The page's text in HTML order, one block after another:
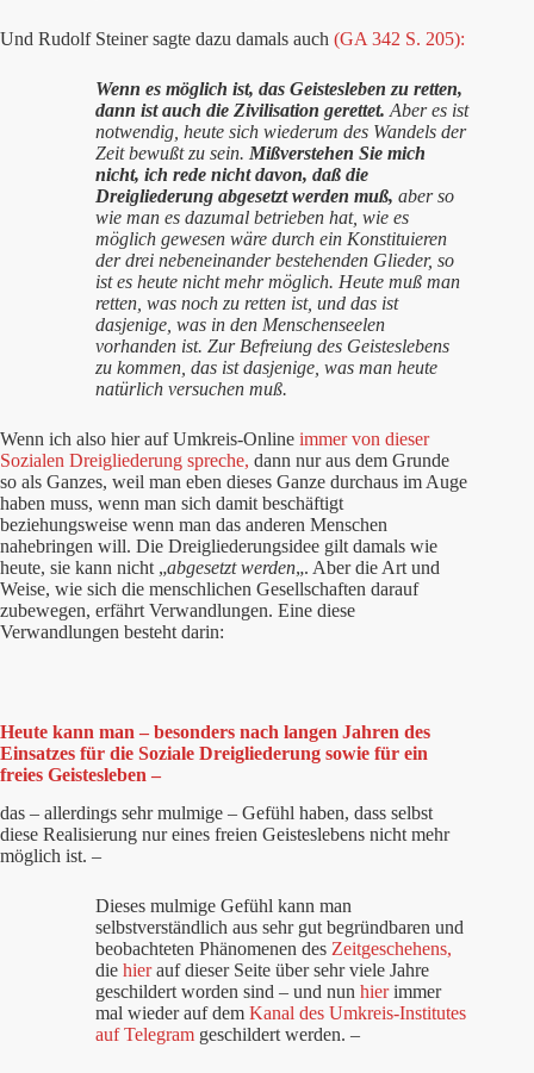
Und Rudolf Steiner sagte dazu damals auch (GA 342 S. 205):
Wenn es möglich ist, das Geistesleben zu retten,
dann ist auch die Zivilisation gerettet. Aber es ist
notwendig, heute sich wiederum des Wandels der
Zeit bewußt zu sein. Mißverstehen Sie mich
nicht, ich rede nicht davon, daß die
Dreigliederung abgesetzt werden muß, aber so
wie man es dazumal betrieben hat, wie es
möglich gewesen wäre durch ein Konstituieren
der drei nebeneinander bestehenden Glieder, so
ist es heute nicht mehr möglich. Heute muß man
retten, was noch zu retten ist, und das ist
dasjenige, was in den Menschenseelen
vorhanden ist. Zur Befreiung des Geisteslebens
zu kommen, das ist dasjenige, was man heute
natürlich versuchen muß.
Wenn ich also hier auf Umkreis-Online immer von dieser
Sozialen Dreigliederung spreche, dann nur aus dem Grunde
so als Ganzes, weil man eben dieses Ganze durchaus im Auge
haben muss, wenn man sich damit beschäftigt
beziehungsweise wenn man das anderen Menschen
nahebringen will. Die Dreigliederungsidee gilt damals wie
heute, sie kann nicht „abgesetzt werden„. Aber die Art und
Weise, wie sich die menschlichen Gesellschaften darauf
zubewegen, erfährt Verwandlungen. Eine diese
Verwandlungen besteht darin:
Heute kann man – besonders nach langen Jahren des
Einsatzes für die Soziale Dreigliederung sowie für ein
freies Geistesleben –
das – allerdings sehr mulmige – Gefühl haben, dass selbst
diese Realisierung nur eines freien Geisteslebens nicht mehr
möglich ist. –
Dieses mulmige Gefühl kann man
selbstverständlich aus sehr gut begründbaren und
beobachteten Phänomenen des Zeitgeschehens,
die hierauf dieser Seite über sehr viele Jahre
geschildert worden sind – und nun hierimmer
mal wieder auf dem Kanal des Umkreis-Institutes
auf Telegram geschildert werden. –